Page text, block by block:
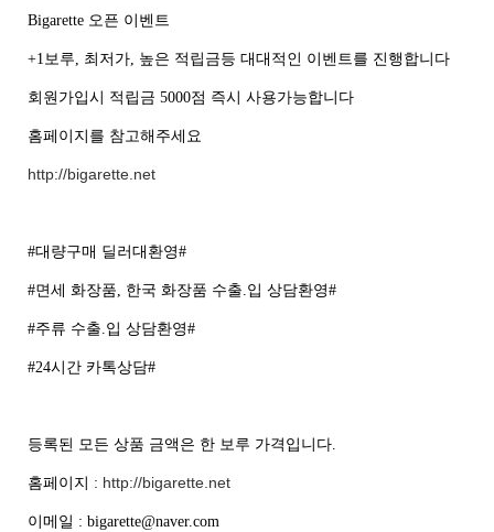
Bigarette 오픈 이벤트
+1보루, 최저가, 높은 적립금등 대대적인 이벤트를 진행합니다
회원가입시 적립금 5000점 즉시 사용가능합니다
홈페이지를 참고해주세요
http://bigarette.net
#대량구매 딜러대환영#
#면세 화장품, 한국 화장품 수출.입 상담환영#
#주류 수출.입 상담환영#
#24시간 카톡상담#
등록된 모든 상품 금액은 한 보루 가격입니다.
홈페이지 : http://bigarette.net
이메일 : bigarette@naver.com